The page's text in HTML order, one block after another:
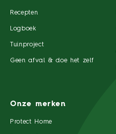
Recepten
Logboek
Tuinproject
Geen afval & doe het zelf
Onze merken
Protect Home